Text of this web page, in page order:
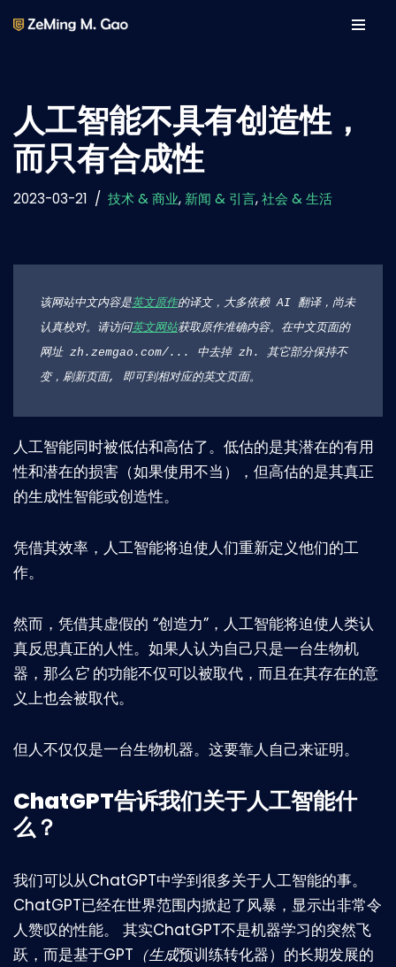
人工智能不具有创造性，
而只有合成性
2023-03-21 技术 & 商业,新闻 & 引言,社会 & 生活
该网站中文内容是英文原作的译文，大多依赖 AI 翻译，尚未
认真校对。请访问英文网站获取原作准确内容。在中文页面的
网址 zh.zemgao.com/... 中去掉 zh. 其它部分保持不
变，刷新页面, 即可到相对应的英文页面。
人工智能同时被低估和高估了。低估的是其潜在的有用
性和潜在的损害（如果使用不当），但高估的是其真正
的生成性智能或创造性。
凭借其效率，人工智能将迫使人们重新定义他们的工
作。
然而，凭借其虚假的 “创造力”，人工智能将迫使人类认
真反思真正的人性。如果人认为自己只是一台生物机
器，那么它的功能不仅可以被取代，而且在其存在的意
义上也会被取代。
但人不仅仅是一台生物机器。这要靠人自己来证明。
ChatGPT告诉我们关于人工智能什
么？
我们可以从ChatGPT中学到很多关于人工智能的事。
ChatGPT已经在世界范围内掀起了风暴，显示出非常令
人赞叹的性能。 其实ChatGPT不是机器学习的突然飞
跃，而是基于GPT （生成预训练转化器）的长期发展的